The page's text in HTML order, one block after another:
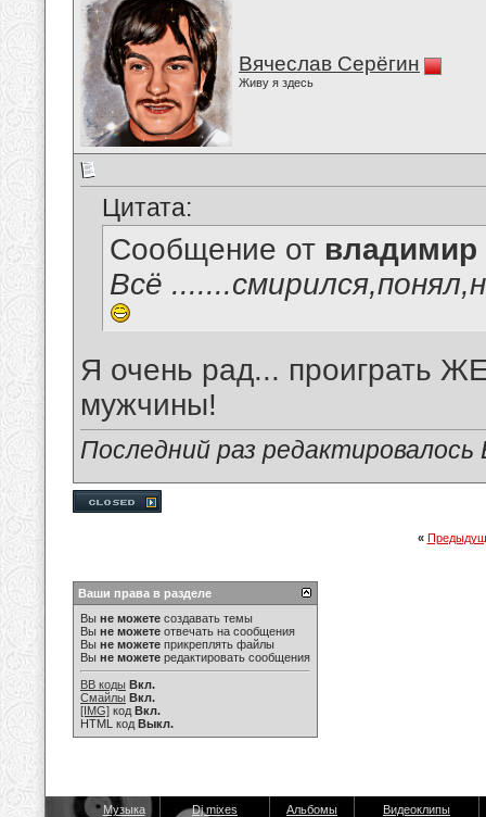
Вячеслав Серёгин
Живу я здесь
Цитата:
Сообщение от владимир
Всё
Я очень рад... проиграть
мужчины!
Последний раз
«
Ваши права в разделе
Вы не можете создавать темы
Вы не можете отвечать на сообщения
Вы не можете прикреплять файлы
Вы не можете редактировать сообщения
BB коды Вкл.
Смайлы Вкл.
[IMG] код Вкл.
HTML код Выкл.
Музыка Dj mixes Альбомы Видеоклипы